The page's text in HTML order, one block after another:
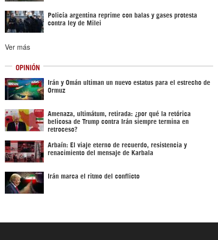
Policía argentina reprime con balas y gases protesta
contra ley de Milei
Ver más
OPINIÓN
Irán y Omán ultiman un nuevo estatus para el estrecho de
Ormuz
Amenaza, ultimátum, retirada: ¿por qué la retórica
belicosa de Trump contra Irán siempre termina en
retroceso?
Arbaín: El viaje eterno de recuerdo, resistencia y
renacimiento del mensaje de Karbala
Irán marca el ritmo del conflicto